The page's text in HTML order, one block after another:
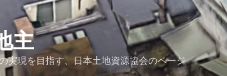
主
実現を目指す、日本土地資源協会のページ